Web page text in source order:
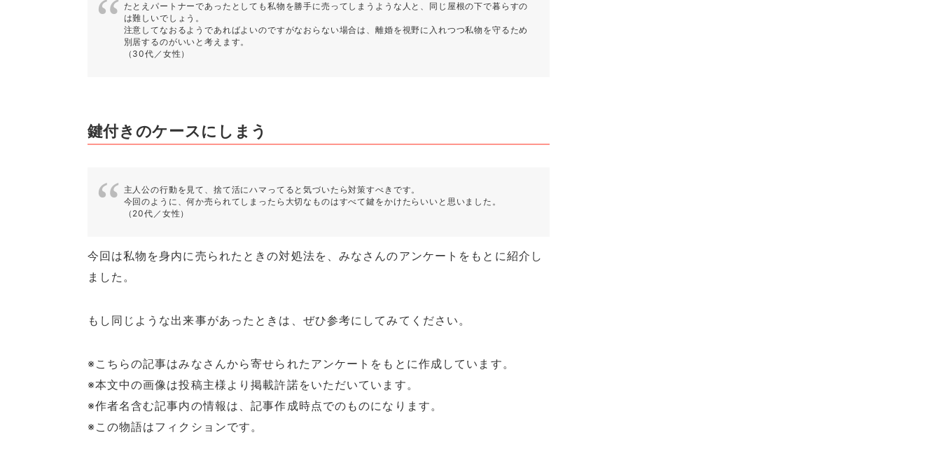
たとえパートナーであったとしても私物を勝手に売ってしまうような人と、同じ屋根の下で暮らすの
は難しいでしょう。
注意してなおるようであればよいのですがなおらない場合は、離婚を視野に入れつつ私物を守るため
別居するのがいいと考えます。
（30代／女性）
鍵付きのケースにしまう
主人公の行動を見て、捨て活にハマってると気づいたら対策すべきです。
今回のように、何か売られてしまったら大切なものはすべて鍵をかけたらいいと思いました。
（20代／女性）
今回は私物を身内に売られたときの対処法を、みなさんのアンケートをもとに紹介し
ました。
もし同じような出来事があったときは、ぜひ参考にしてみてください。
※こちらの記事はみなさんから寄せられたアンケートをもとに作成しています。
※本文中の画像は投稿主様より掲載許諾をいただいています。
※作者名含む記事内の情報は、記事作成時点でのものになります。
※この物語はフィクションです。